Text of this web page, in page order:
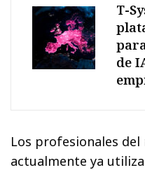
T-
de
Los profesionales
actualmente ya